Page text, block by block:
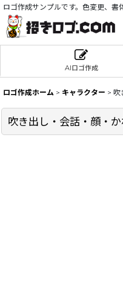
ロゴ作成サンプルです。色変更、書
AIロゴ作成
ロゴ作成ホーム > キャラクター > 吹
吹き出し・会話・顔・